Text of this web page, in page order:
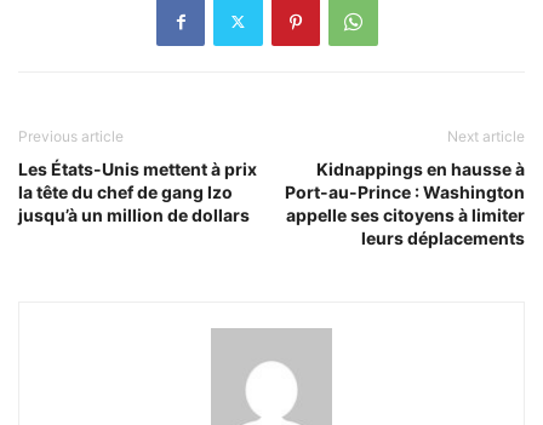
Previous article
Les États-Unis mettent à prix
la tête du chef de gang Izo
jusqu’à un million de dollars
Next article
Kidnappings en hausse à
Port-au-Prince : Washington
appelle ses citoyens à limiter
leurs déplacements